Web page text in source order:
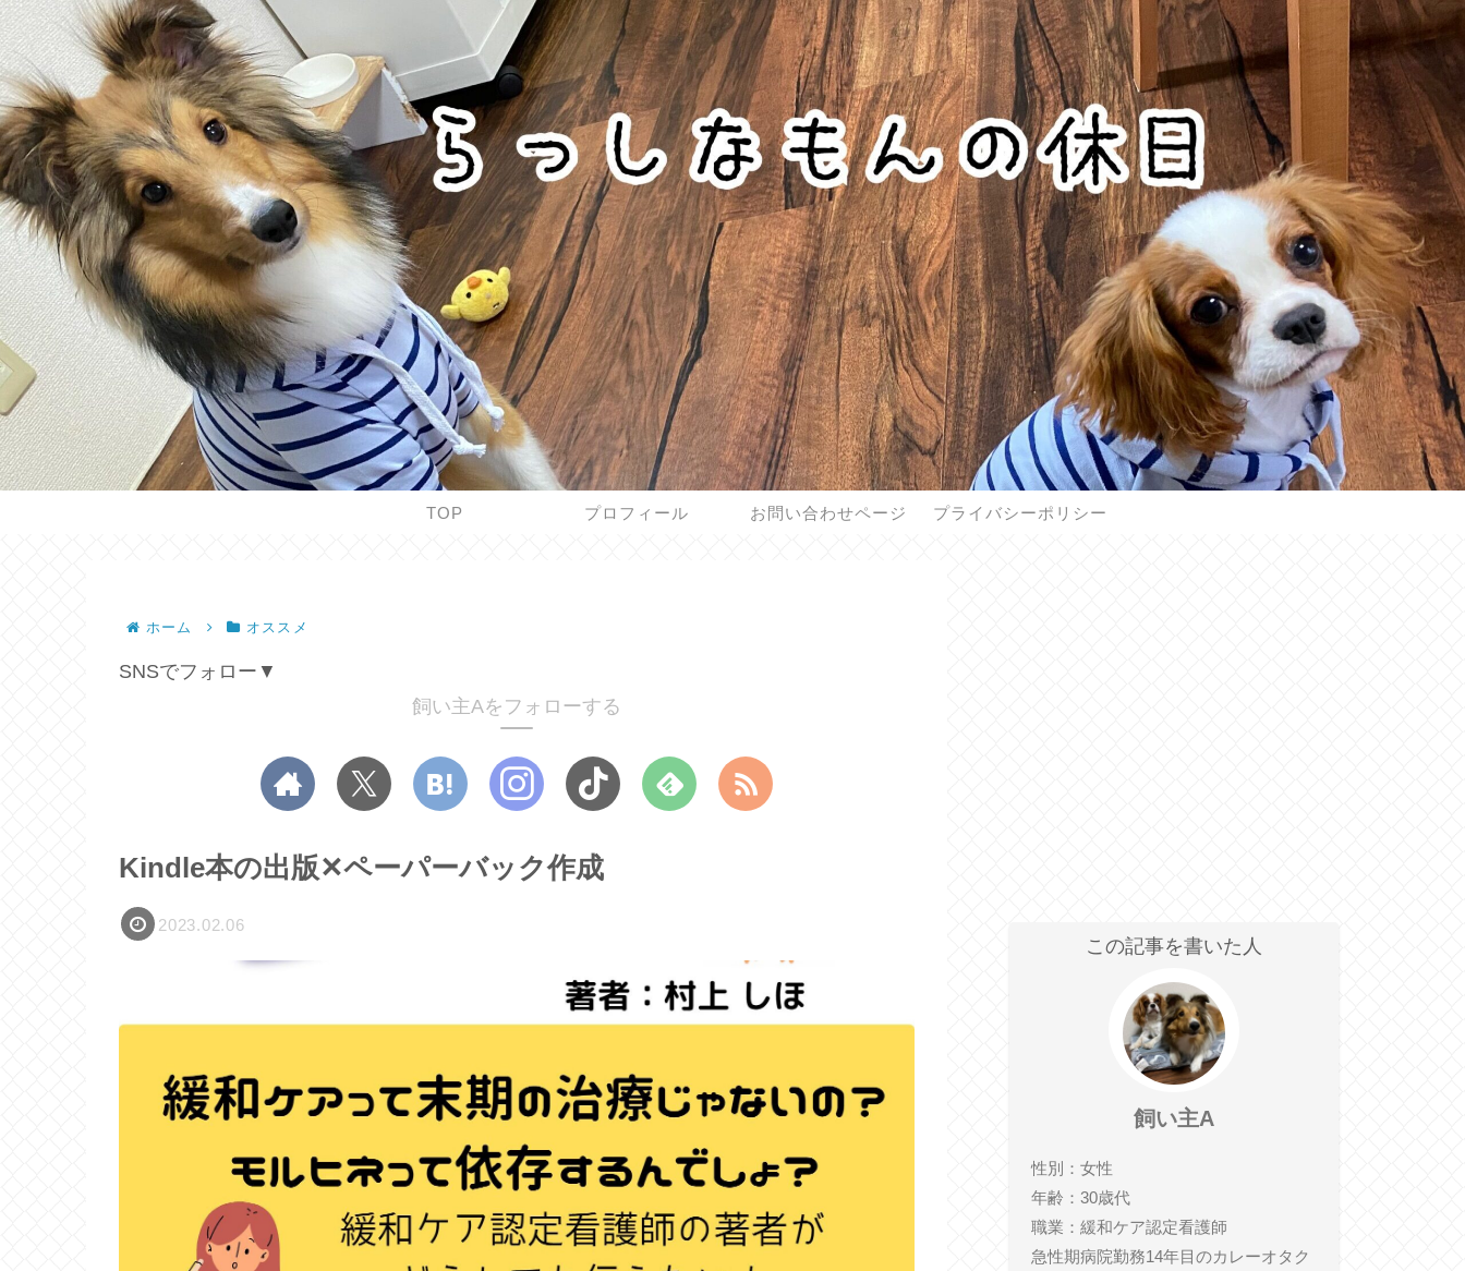
TOP プロフィール お問い合わせページ プライバシーポリシー
ホーム オススメ
SNSでフォロー▼
飼い主Aをフォローする
Kindle本の出版✕ペーパーバック作成
2023.02.06
この記事を書いた人
飼い主A
性別：女性
年齢：30歳代
職業：緩和ケア認定看護師
急性期病院勤務14年目のカレーオタク